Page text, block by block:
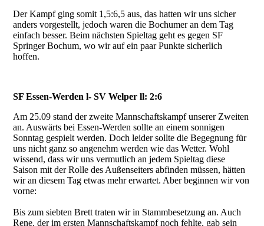
Der Kampf ging somit 1,5:6,5 aus, das hatten wir uns sicher
anders vorgestellt, jedoch waren die Bochumer an dem Tag
einfach besser. Beim nächsten Spieltag geht es gegen SF
Springer Bochum, wo wir auf ein paar Punkte sicherlich
hoffen.
SF Essen-Werden l- SV Welper ll: 2:6
Am 25.09 stand der zweite Mannschaftskampf unserer Zweiten
an. Auswärts bei Essen-Werden sollte an einem sonnigen
Sonntag gespielt werden. Doch leider sollte die Begegnung für
uns nicht ganz so angenehm werden wie das Wetter. Wohl
wissend, dass wir uns vermutlich an jedem Spieltag diese
Saison mit der Rolle des Außenseiters abfinden müssen, hätten
wir an diesem Tag etwas mehr erwartet. Aber beginnen wir von
vorne:
Bis zum siebten Brett traten wir in Stammbesetzung an. Auch
Rene, der im ersten Mannschaftskampf noch fehlte, gab sein